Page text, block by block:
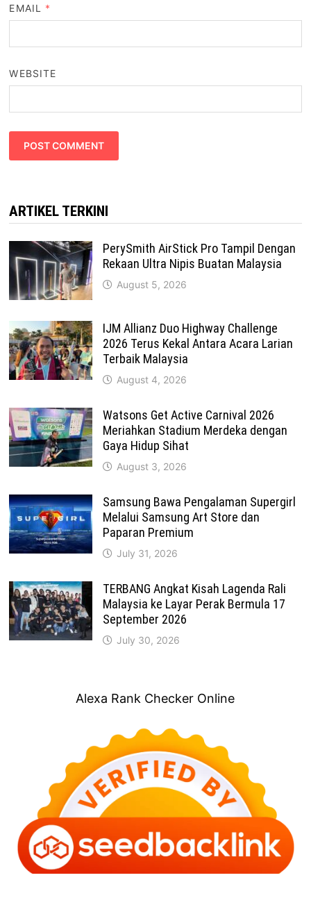
EMAIL *
WEBSITE
ARTIKEL TERKINI
PerySmith AirStick Pro Tampil Dengan
Rekaan Ultra Nipis Buatan Malaysia
August 5, 2026
IJM Allianz Duo Highway Challenge
2026 Terus Kekal Antara Acara Larian
Terbaik Malaysia
August 4, 2026
Watsons Get Active Carnival 2026
Meriahkan Stadium Merdeka dengan
Gaya Hidup Sihat
August 3, 2026
Samsung Bawa Pengalaman Supergirl
Melalui Samsung Art Store dan
Paparan Premium
July 31, 2026
TERBANG Angkat Kisah Lagenda Rali
Malaysia ke Layar Perak Bermula 17
September 2026
July 30, 2026
Alexa Rank Checker Online